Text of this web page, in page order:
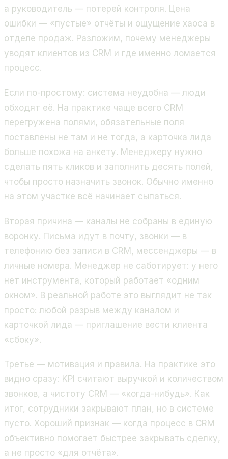
а руководитель — потерей контроля. Цена
ошибки — «пустые» отчёты и ощущение хаоса в
отделе продаж. Разложим, почему менеджеры
уводят клиентов из CRM и где именно ломается
процесс.
Если по-простому: система неудобна — люди
обходят её. На практике чаще всего CRM
перегружена полями, обязательные поля
поставлены не там и не тогда, а карточка лида
больше похожа на анкету. Менеджеру нужно
сделать пять кликов и заполнить десять полей,
чтобы просто назначить звонок. Обычно именно
на этом участке всё начинает сыпаться.
Вторая причина — каналы не собраны в единую
воронку. Письма идут в почту, звонки — в
телефонию без записи в CRM, мессенджеры — в
личные номера. Менеджер не саботирует: у него
нет инструмента, который работает «одним
окном». В реальной работе это выглядит не так
просто: любой разрыв между каналом и
карточкой лида — приглашение вести клиента
«сбоку».
Третье — мотивация и правила. На практике это
видно сразу: KPI считают выручкой и количеством
звонков, а чистоту CRM — «когда-нибудь». Как
итог, сотрудники закрывают план, но в системе
пусто. Хороший признак — когда процесс в CRM
объективно помогает быстрее закрывать сделку,
а не просто «для отчёта».